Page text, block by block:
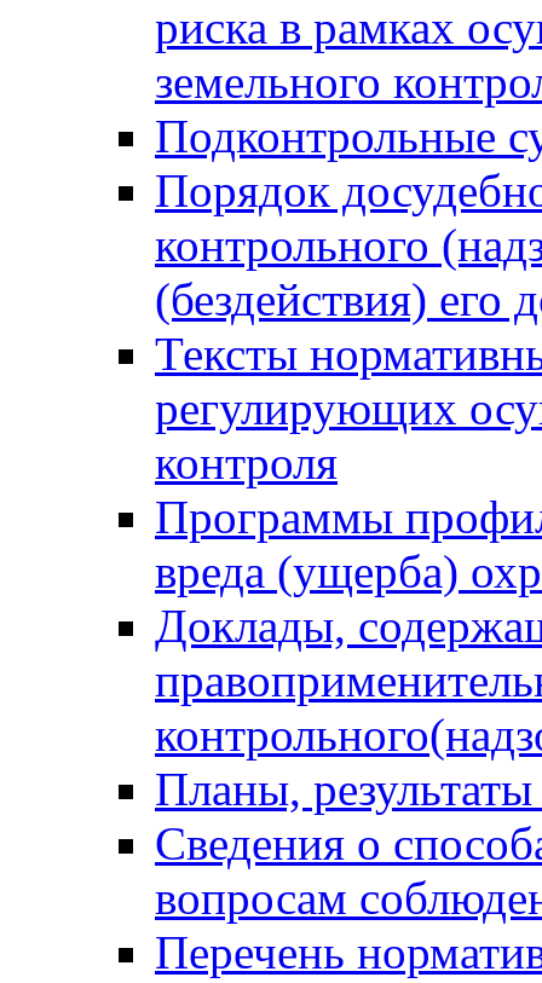
риска в рамках
земельного
Подконтрольные
Порядок
контрольного
(бездействия)
Тексты
регулирующих
контроля
Программы
вреда (ущерба)
Доклады,
Планы,
Сведения о
вопросам
Перечень